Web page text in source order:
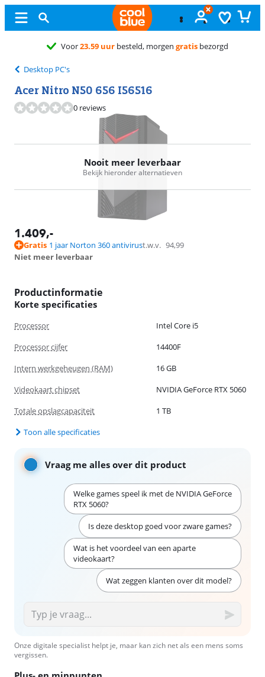
Desktop PC's
Acer Nitro N50 656 I56516
0 reviews
Nooit meer leverbaar
Bekijk hieronder alternatieven
1.409,-
Gratis 1 jaar Norton 360 antivirust.w.v. 94,99
Niet meer leverbaar
Productinformatie
Korte specificaties
Processor
Intel Core i5
Processor cijfer
14400F
Intern werkgeheugen (RAM)
16 GB
Videokaart chipset
NVIDIA GeForce RTX 5060
Totale opslagcapaciteit
1 TB
Toon alle specificaties
Vraag me alles over dit product
Welke games speel ik met de NVIDIA GeForce
RTX 5060?
Is deze desktop goed voor zware games?
Wat is het voordeel van een aparte
videokaart?
Wat zeggen klanten over dit model?
Onze digitale specialist helpt je, maar kan zich net als een mens soms
vergissen.